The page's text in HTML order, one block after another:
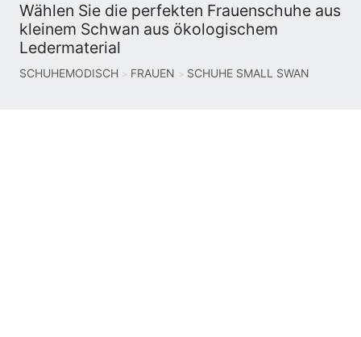
Wählen Sie die perfekten Frauenschuhe aus
kleinem Schwan aus ökologischem
Ledermaterial
SCHUHEMODISCH FRAUEN SCHUHE SMALL SWAN